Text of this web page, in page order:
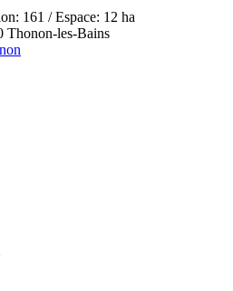
161 / Espace: 12 ha
Thonon-les-Bains